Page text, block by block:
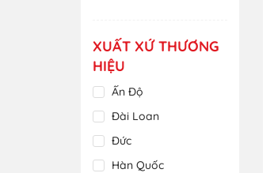
Nâu
Nhiều màu
Nhũ Hồng
Tím
Trắng
Trong Suốt
XUẤT XỨ THƯƠNG
HIỆU
Ấn Độ
Đài Loan
Đức
Hàn Quốc